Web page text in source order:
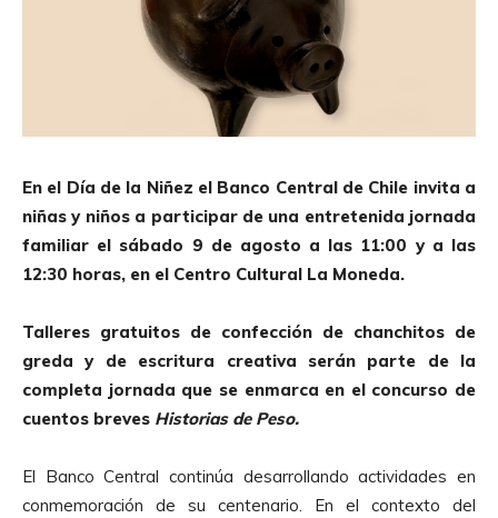
En el Día de la Niñez el Banco Central de Chile invita a
niñas y niños a participar de una entretenida jornada
familiar el sábado 9 de agosto a las 11:00 y a las
12:30 horas, en el Centro Cultural La Moneda.
Talleres gratuitos de confección de chanchitos de
greda y de escritura creativa serán parte de la
completa jornada que se enmarca en el concurso de
cuentos breves Historias de Peso.
El Banco Central continúa desarrollando actividades en
conmemoración de su centenario. En el contexto del